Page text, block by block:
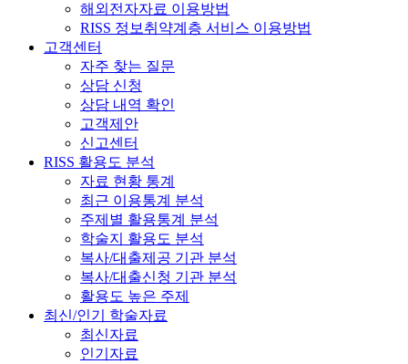
해외전자자료 이용방법
RISS 정보취약계층 서비스 이용방법
고객센터
자주 찾는 질문
상담 신청
상담 내역 확인
고객제안
신고센터
RISS 활용도 분석
자료 현황 통계
최근 이용통계 분석
주제별 활용통계 분석
학술지 활용도 분석
복사/대출제공 기관 분석
복사/대출신청 기관 분석
활용도 높은 주제
최신/인기 학술자료
최신자료
인기자료